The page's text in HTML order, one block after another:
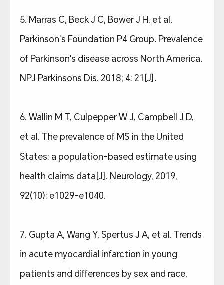
5. Marras C, Beck J C, Bower J H, et al.
Parkinson’s Foundation P4 Group. Prevalence
of Parkinson's disease across North America.
NPJ Parkinsons Dis. 2018; 4: 21[J].
6. Wallin M T, Culpepper W J, Campbell J D,
et al. The prevalence of MS in the United
States: a population-based estimate using
health claims data[J]. Neurology, 2019,
92(10): e1029-e1040.
7. Gupta A, Wang Y, Spertus J A, et al. Trends
in acute myocardial infarction in young
patients and differences by sex and race,